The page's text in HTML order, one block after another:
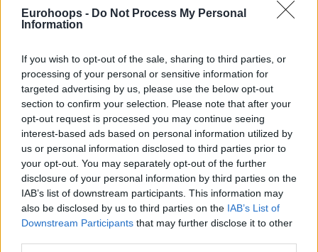
Eurohoops - Do Not Process My Personal
Information
If you wish to opt-out of the sale, sharing to third parties, or
processing of your personal or sensitive information for
targeted advertising by us, please use the below opt-out
section to confirm your selection. Please note that after your
opt-out request is processed you may continue seeing
interest-based ads based on personal information utilized by
us or personal information disclosed to third parties prior to
your opt-out. You may separately opt-out of the further
disclosure of your personal information by third parties on the
IAB’s list of downstream participants. This information may
also be disclosed by us to third parties on the IAB’s List of
Downstream Participants that may further disclose it to other
Έλληνας κόουτς υπέγραψε στη φωτογραφίαόπου
Αγγελόπουλους την κατάκτηση της Ευρωλίγκας του 2013.
Από τον Πειραιά και το ΣΕΦ, στην Κύπρο
και το «μικρό ΣΕΦ»!
Η καρδιά της ομάδας χτυπάει παντού γιατί
Ολυμπιακός είναι οι άνθρωποί του. ❤🤍
#OlympiacosBC #WeAreOlympiacos
#TogetherWeFight pic.twitter.com/vrgQ3kgXew